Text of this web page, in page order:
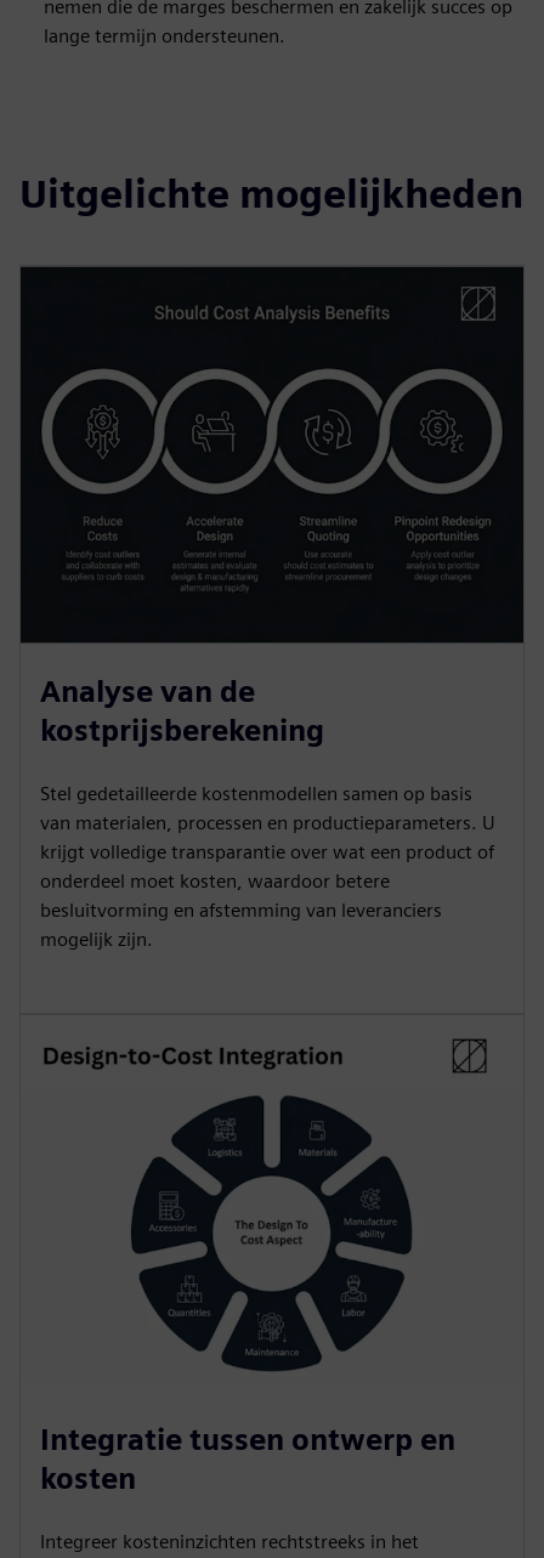
nemen die de marges beschermen en zakelijk succes op
lange termijn ondersteunen.
Uitgelichte mogelijkheden
Analyse van de
kostprijsberekening
Stel gedetailleerde kostenmodellen samen op basis
van materialen, processen en productieparameters. U
krijgt volledige transparantie over wat een product of
onderdeel moet kosten, waardoor betere
besluitvorming en afstemming van leveranciers
mogelijk zijn.
Integratie tussen ontwerp en
kosten
Integreer kosteninzichten rechtstreeks in het